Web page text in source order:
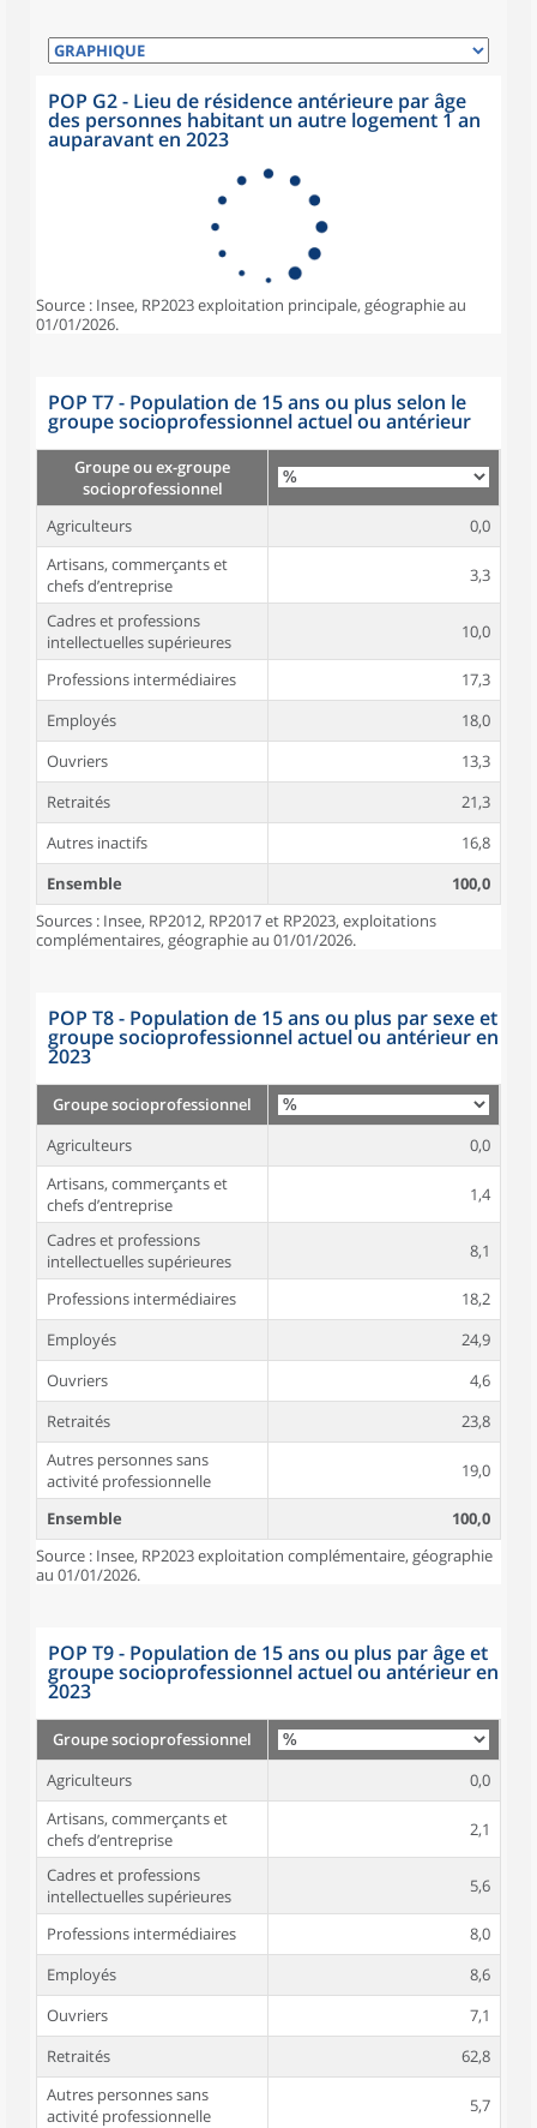
POP G2 - Lieu de résidence antérieure par âge
des personnes habitant un autre logement 1 an
auparavant en 2023
Source : Insee, RP2023 exploitation principale, géographie au
01/01/2026.
POP T7 - Population de 15 ans ou plus selon le
groupe socioprofessionnel actuel ou antérieur
Groupe ou ex-groupe
socioprofessionnel
Agriculteurs
0,0
Artisans, commerçants et
chefs d’entreprise
3,3
Cadres et professions
intellectuelles supérieures
10,0
Professions intermédiaires
17,3
Employés
18,0
Ouvriers
13,3
Retraités
21,3
Autres inactifs
16,8
Ensemble
100,0
Sources : Insee, RP2012, RP2017 et RP2023, exploitations
complémentaires, géographie au 01/01/2026.
POP T8 - Population de 15 ans ou plus par sexe et
groupe socioprofessionnel actuel ou antérieur en
2023
Groupe socioprofessionnel
Agriculteurs
0,0
Artisans, commerçants et
chefs d’entreprise
1,4
Cadres et professions
intellectuelles supérieures
8,1
Professions intermédiaires
18,2
Employés
24,9
Ouvriers
4,6
Retraités
23,8
Autres personnes sans
activité professionnelle
19,0
Ensemble
100,0
Source : Insee, RP2023 exploitation complémentaire, géographie
au 01/01/2026.
POP T9 - Population de 15 ans ou plus par âge et
groupe socioprofessionnel actuel ou antérieur en
2023
Groupe socioprofessionnel
Agriculteurs
0,0
Artisans, commerçants et
chefs d’entreprise
2,1
Cadres et professions
intellectuelles supérieures
5,6
Professions intermédiaires
8,0
Employés
8,6
Ouvriers
7,1
Retraités
62,8
Autres personnes sans
activité professionnelle
5,7